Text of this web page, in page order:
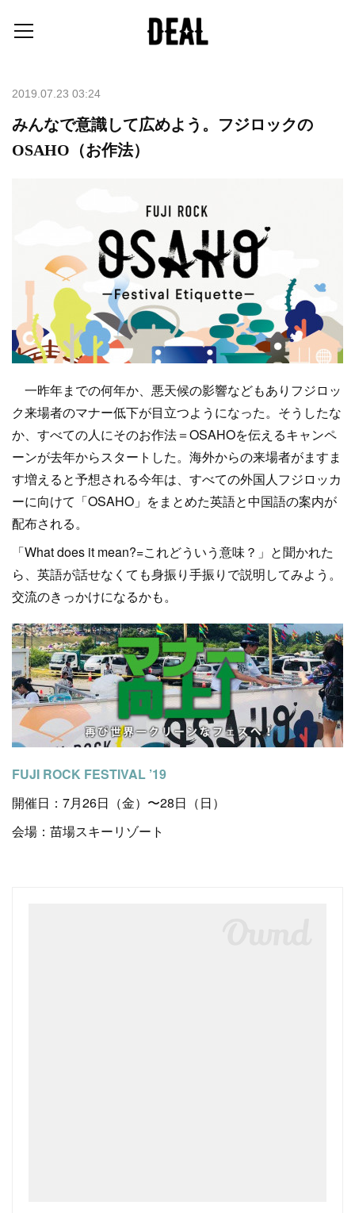
2019.07.23 03:24
みんなで意識して広めよう。フジロックの
OSAHO（お作法）
一昨年までの何年か、悪天候の影響などもありフジロッ
ク来場者のマナー低下が目立つようになった。そうしたな
か、すべての人にそのお作法＝OSAHOを伝えるキャンペ
ーンが去年からスタートした。海外からの来場者がますま
す増えると予想される今年は、すべての外国人フジロッカ
ーに向けて「OSAHO」をまとめた英語と中国語の案内が
配布される。
「What does it mean?=これどういう意味？」と聞かれた
ら、英語が話せなくても身振り手振りで説明してみよう。
交流のきっかけになるかも。
FUJI ROCK FESTIVAL ’19
開催日：7月26日（金）〜28日（日）
会場：苗場スキーリゾート